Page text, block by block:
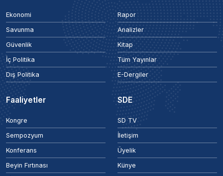
Ekonomi
Savunma
Güvenlik
İç Politika
Dış Politika
Rapor
Analizler
Kitap
Tüm Yayınlar
E-Dergiler
Faaliyetler
Kongre
Sempozyum
Konferans
Beyin Fırtınası
SDE
SD TV
İletişim
Üyelik
Künye